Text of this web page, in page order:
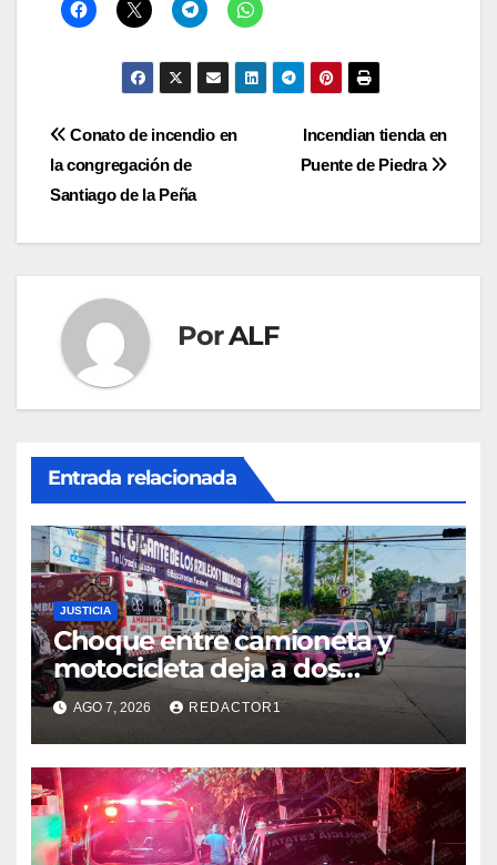
Navegación
de
entradas
Incendian tienda en
Puente de Piedra
Conato de incendio en
la congregación de
Santiago de la Peña
PorALF
Entrada relacionada
JUSTICIA
Choque entre camioneta y
motocicleta deja a dos
jóvenes lesionados en la
colonia 27 de Septiembre de
Poza Rica
AGO 7, 2026 REDACTOR1